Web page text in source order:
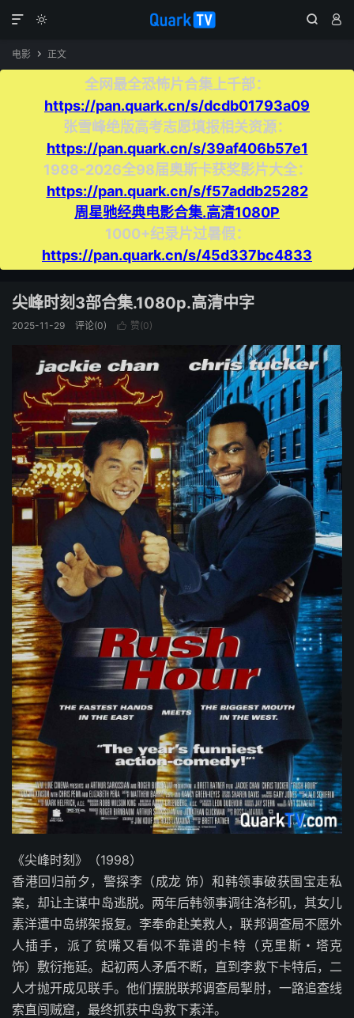
  

电影  正文
全网最全恐怖片合集上千部：
https://pan.quark.cn/s/dcdb01793a09
张雪峰绝版高考志愿填报相关资源：
https://pan.quark.cn/s/39af406b57e1
1988-2026全98届奥斯卡获奖影片大全：
https://pan.quark.cn/s/f57addb25282
周星驰经典电影合集.高清1080P
1000+纪录片过暑假：
https://pan.quark.cn/s/45d337bc4833
尖峰时刻3部合集.1080p.高清中字
2025-11-29 评论(0)  赞(0)
《尖峰时刻》（1998）
香港回归前夕，警探李（成龙 饰）和韩领事破获国宝走私
案，却让主谋中岛逃脱。两年后韩领事调往洛杉矶，其女儿
素洋遭中岛绑架报复。李奉命赴美救人，联邦调查局不愿外
人插手，派了贫嘴又看似不靠谱的卡特（克里斯・塔克
饰）敷衍拖延。起初两人矛盾不断，直到李救下卡特后，二
人才抛开成见联手。他们摆脱联邦调查局掣肘，一路追查线
索直闯贼窟，最终抓获中岛救下素洋。